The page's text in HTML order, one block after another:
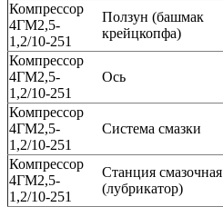
Компрессор
4ГМ2,5-
1,2/10-251
Ползун (башмак
крейцкопфа)
Компрессор
4ГМ2,5-
1,2/10-251
Ось
Компрессор
4ГМ2,5-
1,2/10-251
Система смазки
Компрессор
4ГМ2,5-
1,2/10-251
Станция смазочная
(лубрикатор)